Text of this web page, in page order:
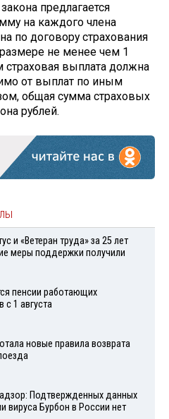
предлагается
на каждого члена
по договору страхования
не менее чем 1
страховая выплата должна
от выплат по иным
общая сумма страховых
рублей.
и «Ветеран труда» за 25 лет
меры поддержки получили
пенсии работающих
с 1 августа
новые правила возврата
Подтвержденных данных
вируса Бурбон в России нет